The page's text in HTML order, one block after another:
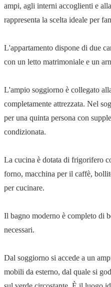
ampi, agli interni accoglienti e
rappresenta la scelta ideale per
L'appartamento dispone di due
con un letto matrimoniale e un
L'ampio soggiorno è collegato
completamente attrezzata. Nel
per una quinta persona con
condizionata.
La cucina è dotata di frigorifero
forno, macchina per il caffè,
per cucinare.
Il bagno moderno è completo di
necessari.
Dal soggiorno si accede a un
mobili da esterno, dal quale si